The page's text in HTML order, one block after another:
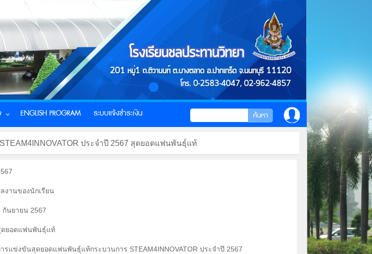
ENGLISH PROGRAM ระบบแจ้งชำระเงิน
ประจำปี 2567 สุดยอดแฟนพันธุ์แท้
งานของนักเรียน
กันยายน 2567
ดยอดแฟนพันธุ์แท้
รแข่งขันสุดยอดแฟนพันธุ์แท้กระบวนการ STEAM4INNOVATOR ประจำปี 2567